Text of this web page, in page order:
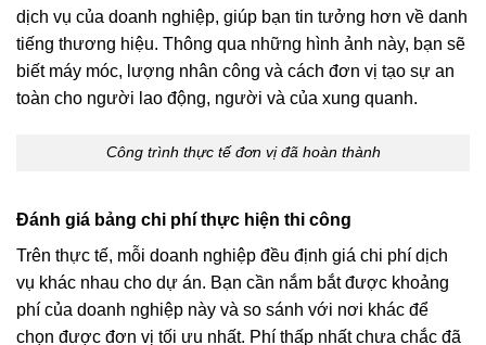
dịch vụ của doanh nghiệp, giúp bạn tin tưởng hơn về danh
tiếng thương hiệu. Thông qua những hình ảnh này, bạn sẽ
biết máy móc, lượng nhân công và cách đơn vị tạo sự an
toàn cho người lao động, người và của xung quanh.
Công trình thực tế đơn vị đã hoàn thành
Đánh giá bảng chi phí thực hiện thi công
Trên thực tế, mỗi doanh nghiệp đều định giá chi phí dịch
vụ khác nhau cho dự án. Bạn cần nắm bắt được khoảng
phí của doanh nghiệp này và so sánh với nơi khác để
chọn được đơn vị tối ưu nhất. Phí thấp nhất chưa chắc đã